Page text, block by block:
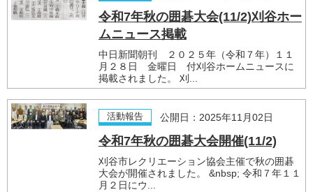
令和7年秋の囲碁大会(11/2)刈谷ホー
ムニュース掲載
中日新聞朝刊 ２０２５年（令和７年）１１
月２８日 金曜日 付刈谷ホームニュースに
掲載されました。 刈...
活動報告 公開日：2025年11月02日
令和7年秋の囲碁大会開催(11/2)
刈谷市レクリエーション協会主催で秋の囲碁
大会が開催されました。 &nbsp; 令和７年１１
月２日にウ...